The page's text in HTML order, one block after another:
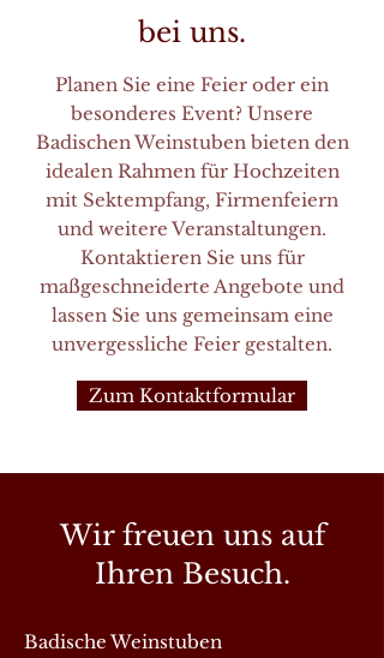
bei uns.
Planen Sie eine Feier oder ein
besonderes Event? Unsere
Badischen Weinstuben bieten den
idealen Rahmen für Hochzeiten
mit Sektempfang, Firmenfeiern
und weitere Veranstaltungen.
Kontaktieren Sie uns für
maßgeschneiderte Angebote und
lassen Sie uns gemeinsam eine
unvergessliche Feier gestalten.
Zum Kontaktformular
Wir freuen uns auf
Ihren Besuch.
Badische Weinstuben